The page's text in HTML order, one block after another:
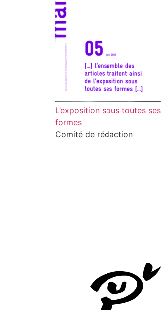
L’exposition sous toutes ses
formes
Comité de rédaction